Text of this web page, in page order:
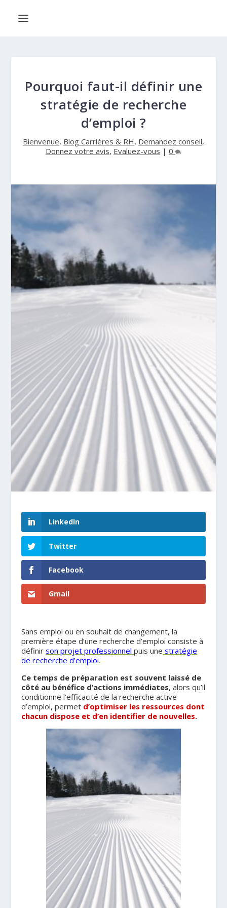
Pourquoi faut-il définir une
stratégie de recherche
d’emploi ?
Bienvenue, Blog Carrières & RH, Demandez conseil,
Donnez votre avis, Evaluez-vous | 0
LinkedIn
Twitter
Facebook
Gmail
Sans emploi ou en souhait de changement, la
première étape d’une recherche d’emploi consiste à
définirson projet professionnelpuis une stratégie
de recherche d’emploi.
Ce temps de préparation est souvent laissé de
côté au bénéfice d’actions immédiates, alors qu’il
conditionne l’efficacité de la recherche active
d’emploi, permet d’optimiser les ressources dont
chacun dispose et d’en identifier de nouvelles.